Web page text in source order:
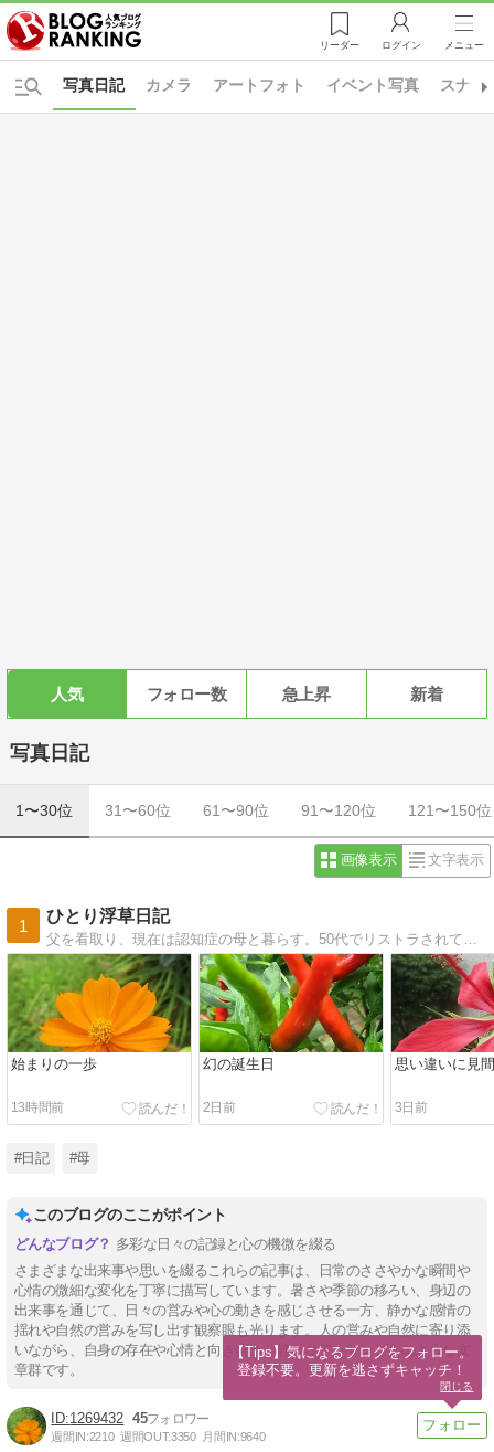
リーダー ログイン メニュー
写真日記 カメラ アートフォト イベント写真 スナッ
人気 フォロー数 急上昇 新着
写真日記
1〜30位 31〜60位 61〜90位 91〜120位 121〜150位
画像表示 文字表示
1
ひとり浮草日記
始まりの一歩
13時間前
幻の誕生日
2日前
思い違いに見
3日前
#日記 #母
このブログのここがポイント
多彩な日々の記録と心の機微を綴る
さまざまな出来事や思いを綴るこれらの記事は、日常のささやかな瞬間や
心情の微細な変化を丁寧に描写しています。暑さや季節の移ろい、身辺の
出来事を通じて、日々の営みや心の動きを感じさせる一方、静かな感情の
揺れや自然の営みを写し出す観察眼も光ります。人の営みや自然に寄り添
いながら、自身の存在や心情と向き合う、静かなアンサンブルのような文
章群です。
1269432 45
週間IN:2210 週間OUT:3350 月間IN:9640
【Tips】気になるブログをフォロー。
登録不要。更新を逃さずキャッチ！
閉じる